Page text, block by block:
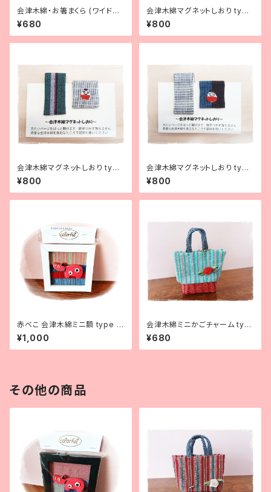
会津木綿・お箸まくら (ワイド枕
タイプ 2個セット) - Chopstick
s Rest [Pillow shape]
¥680
会津木綿マグネットしおり type
1 - Magnet clip covered wi
th Aizu cotton
¥800
会津木綿マグネットしおり type
2 - Magnet clip covered wi
th Aizu cotton
¥800
会津木綿マグネットしおり type
3 - Magnet clip covered w
ith Aizu cotton
¥800
赤べこ 会津木綿ミニ額 type 1
- Akabeko figurine placed
onto Aizu cotton
¥1,000
会津木綿ミニかごチャーム typ
e 01 - Aizu cotton mini bas
ket
¥680
その他の商品